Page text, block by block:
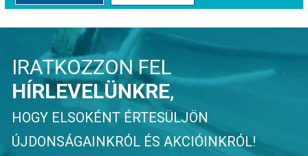
IRATKOZZON FEL
HÍRLEVELÜNKRE,
HOGY ELSOKÉNT ÉRTESÜLJÖN
ÚJDONSÁGAINKRÓL ÉS AKCIÓINKRÓL!